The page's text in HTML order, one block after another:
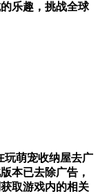
乐趣，挑战全球
玩萌宠收纳屋去广
本已去除广告，
取游戏内的相关